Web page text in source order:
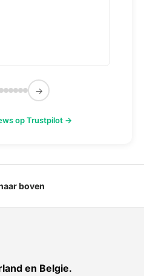
→
op Trustpilot →
boven
en Belgie.